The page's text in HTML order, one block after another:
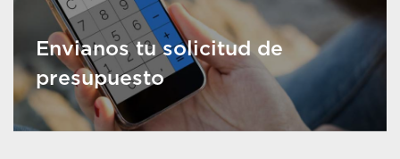
Envianos tu solicitud de
presupuesto